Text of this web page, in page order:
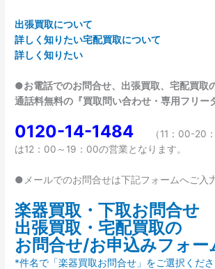
出張買取について
詳しく知りたい宅配買取について
詳しく知りたい
●お電話でのお問合せ、出張買取、宅配買取
通話料無料の『買取問い合わせ・専用フリー
0120-14-1484
（11：00-20
は12：00～19：00の営業となります。
●メールでのお問合せは下記フォームへご入
楽器買取・下取お問合せ
出張買取・宅配買取の
お問合せ/お申込みフォー
*件名で「楽器買取お問合せ」をご選択くだ